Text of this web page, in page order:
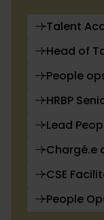
Talent
Head of
People
HRBP
Lead
Chargé.e
CSE
People